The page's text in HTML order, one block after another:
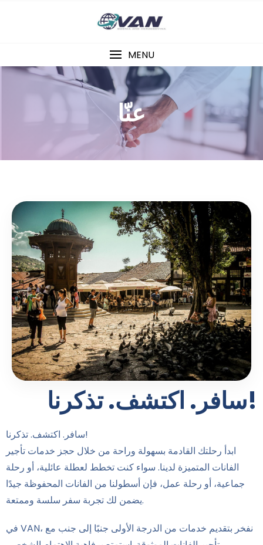
MENU
عنّا
سافر. اكتشف. تذكرنا!
سافر. اكتشف. تذكرنا!
ابدأ رحلتك القادمة بسهولة وراحة من خلال حجز خدمات تأجير
الفانات المتميزة لدينا. سواء كنت تخطط لعطلة عائلية، أو رحلة
جماعية، أو رحلة عمل، فإن أسطولنا من الفانات المحفوظة جيدًا
يضمن لك تجربة سفر سلسة وممتعة.
في VAN، نفخر بتقديم خدمات من الدرجة الأولى جنبًا إلى جنب مع